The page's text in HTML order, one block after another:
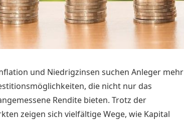
und Niedrigzinsen suchen Anleger mehr
die nicht nur das
Rendite bieten. Trotz der
zeigen sich vielfältige Wege, wie Kapital